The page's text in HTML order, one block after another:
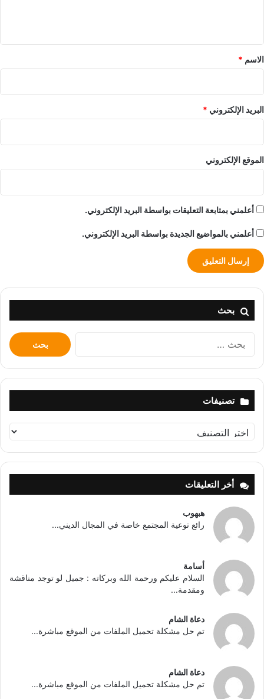
*
الاسم *
البريد الإلكتروني *
الموقع الإلكتروني
أعلمني بمتابعة التعليقات بواسطة البريد الإلكتروني.
أعلمني بالمواضيع الجديدة بواسطة البريد الإلكتروني.
بحث
البحث
عن:
تصنيفات
تصنيفات
أخر التعليقات
هبهوب
رائع توعية المجتمع خاصة في المجال الديني...
أسامة
السلام عليكم ورحمة الله وبركاته : جميل لو توجد مناقشة
ومقدمة...
دعاة الشام
تم حل مشكلة تحميل الملفات من الموقع مباشرة...
دعاة الشام
تم حل مشكلة تحميل الملفات من الموقع مباشرة...